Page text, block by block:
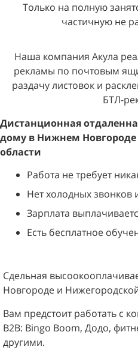
Только на полную
частичную не
Наша компания Акула
рекламы по почтовым
раздачу листовок и
БТЛ-
Дистанционная
дому в Нижнем
области
Работа не требует
Нет холодных звонков
Зарплата
Есть бесплатное
Сдельная
Новгороде и
Вам предстоит работать с
B2B: Bingo Boom, Додо,
другими.